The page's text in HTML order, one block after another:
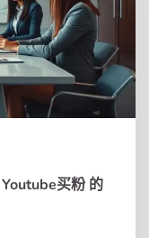
买粉 的